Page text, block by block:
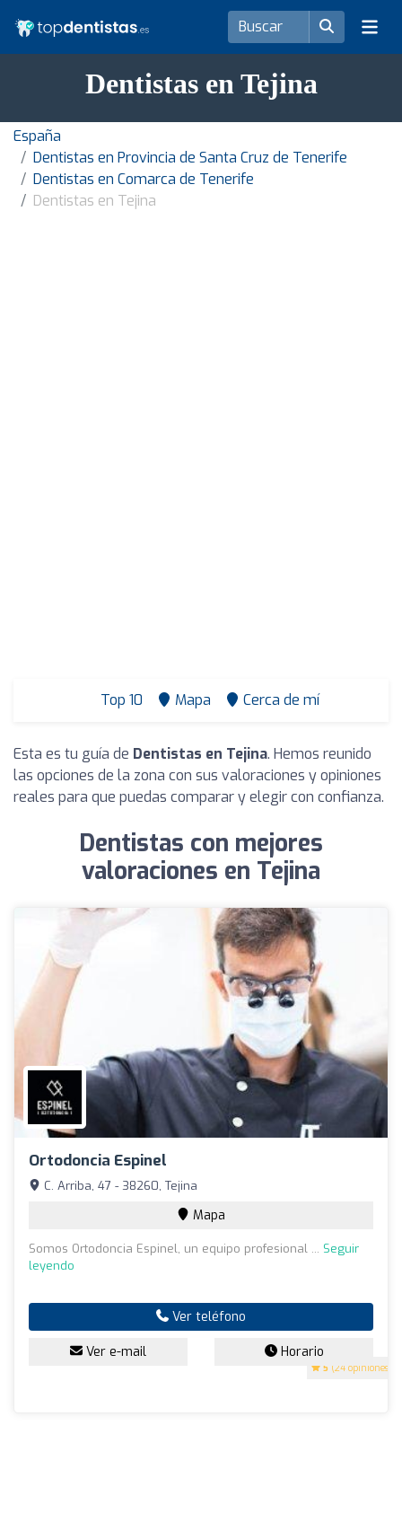
Dentistas en Tejina
España
Dentistas en Provincia de Santa Cruz de Tenerife
Dentistas en Comarca de Tenerife
Dentistas en Tejina
Top 10 Mapa Cerca de mí
Esta es tu guía de Dentistas en Tejina. Hemos reunido
las opciones de la zona con sus valoraciones y opiniones
reales para que puedas comparar y elegir con confianza.
Dentistas con mejores
valoraciones en Tejina
Ortodoncia Espinel
5 (24 opiniones)
C. Arriba, 47 - 38260, Tejina
Mapa
Somos Ortodoncia Espinel, un equipo profesional ... Seguir
leyendo
Ver teléfono
Ver e-mail Horario